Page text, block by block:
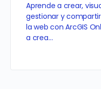
Aprende a crear,
gestionar y
la web con ArcGIS
a crea…